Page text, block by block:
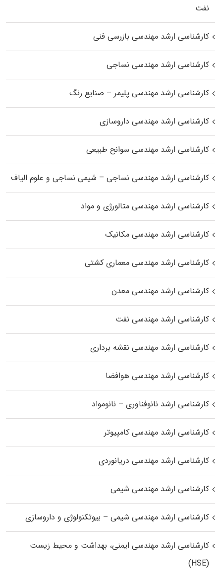
نفت
کارشناسی ارشد مهندسی بازرسی فنی
کارشناسی ارشد مهندسی نساجی
کارشناسی ارشد مهندسی پلیمر – صنایع رنگ
کارشناسی ارشد مهندسی داروسازی
کارشناسی ارشد مهندسی سوانح طبیعی
کارشناسی ارشد مهندسی نساجی – شیمی نساجی و علوم الیاف
کارشناسی ارشد مهندسی متالورژی و مواد
کارشناسی ارشد مهندسی مکانیک
کارشناسی ارشد مهندسی معماری کشتی
کارشناسی ارشد مهندسی معدن
کارشناسی ارشد مهندسی نفت
کارشناسی ارشد مهندسی نقشه برداری
کارشناسی ارشد مهندسی هوافضا
کارشناسی ارشد نانوفناوری – نانومواد
کارشناسی ارشد مهندسی کامپیوتر
کارشناسی ارشد مهندسی دریانوردی
کارشناسی ارشد مهندسی شیمی
کارشناسی ارشد مهندسی شیمی – بیوتکنولوژی و داروسازی
کارشناسی ارشد مهندسی ایمنی، بهداشت و محیط زیست
(HSE)